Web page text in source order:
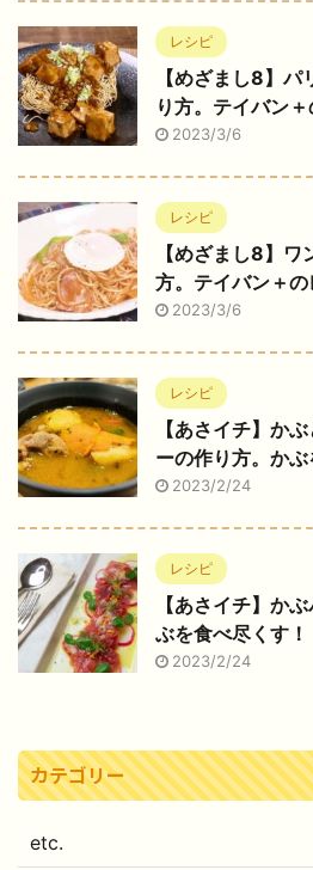
レシピ
【めざまし8】
り方。テイバン
2023/3/6
レシピ
【めざまし8】
方。テイバン＋
2023/3/6
レシピ
【あさイチ】か
ーの作り方。かぶ
2023/2/24
レシピ
【あさイチ】か
ぶを食べ尽くす！
2023/2/24
カテゴリー
etc.